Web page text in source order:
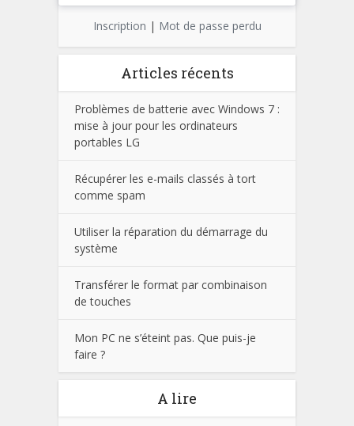
Inscription | Mot de passe perdu
Articles récents
Problèmes de batterie avec Windows 7 :
mise à jour pour les ordinateurs
portables LG
Récupérer les e-mails classés à tort
comme spam
Utiliser la réparation du démarrage du
système
Transférer le format par combinaison
de touches
Mon PC ne s’éteint pas. Que puis-je
faire ?
A lire